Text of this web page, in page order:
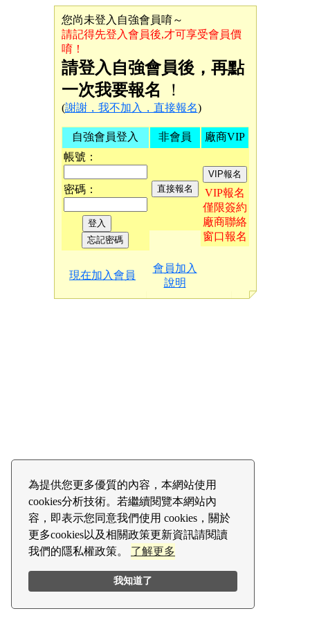
為提供您更多優質的內容，本網站使用
cookies分析技術。若繼續閱覽本網站內
容，即表示您同意我們使用 cookies，關於
更多cookies以及相關政策更新資訊請閱讀
我們的隱私權政策。 了解更多
我知道了
您尚未登入自強會員唷～
請記得先登入會員後,才可享受會員價
唷！
請登入自強會員後，再點
一次我要報名 ！
(謝謝，我不加入，直接報名)
自強會員登入
帳號：
密碼：
非會員 廠商VIP
VIP報名
僅限簽約
廠商聯絡
窗口報名
現在加入會員
會員加入
說明